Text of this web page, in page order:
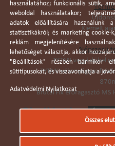
Kiemelt
Népszerű
TYTAN vegyi dübel
TYTAN vékonyágyas
Brutál Fix erőragasztó MS
használatához; funkcionális sütik,
weboldal használatakor;
adatok előállítására használunk
statisztikákról; és marketing
reklám megjelenítésére
lehetőséget választja, akkor
"Beállítások" részben bármikor
sütitípusokat, és visszavonhatja a
Adatvédelmi Nyilatkozat
Összes